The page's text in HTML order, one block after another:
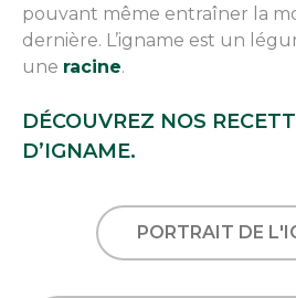
pouvant même entraîner la
dernière. L’igname est un
une racine.
DÉCOUVREZ NOS
D’IGNAME.
PORTRAIT DE